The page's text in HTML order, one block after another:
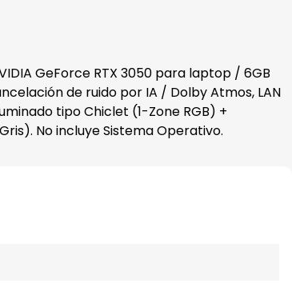
GeForce RTX 3050 para laptop / 6GB
de ruido por IA / Dolby Atmos, LAN
tipo Chiclet (1-Zone RGB) +
No incluye Sistema Operativo.